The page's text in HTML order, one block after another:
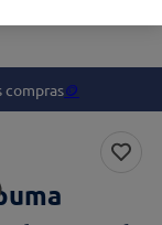
compras🪙